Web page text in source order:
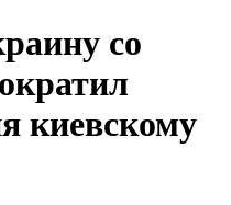
со
киевскому